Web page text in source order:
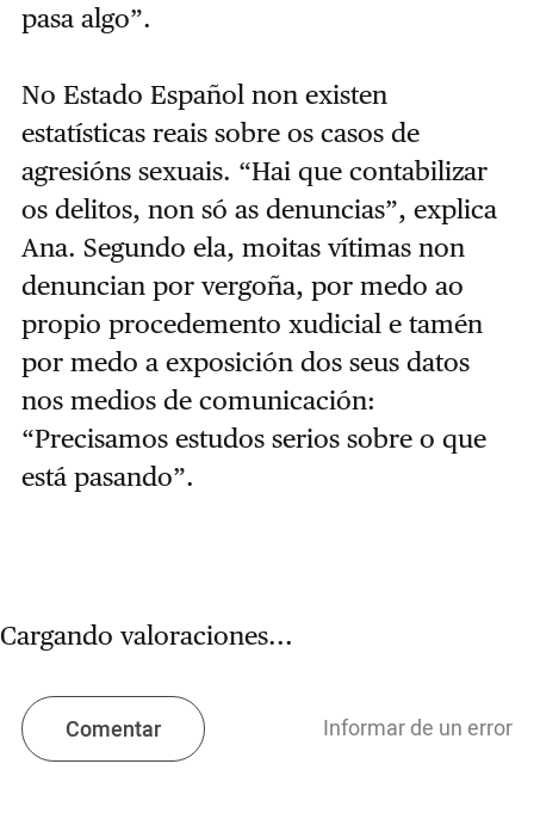
pasa algo”.
No Estado Español non existen
estatísticas reais sobre os casos de
agresións sexuais. “Hai que contabilizar
os delitos, non só as denuncias”, explica
Ana. Segundo ela, moitas vítimas non
denuncian por vergoña, por medo ao
propio procedemento xudicial e tamén
por medo a exposición dos seus datos
nos medios de comunicación:
“Precisamos estudos serios sobre o que
está pasando”.
Cargando valoraciones...
Comentar Informar de un error